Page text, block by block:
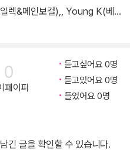
렉&메인보컬),, Young K(베이
0
페이퍼
듣고싶어요 0명
듣고있어요 0명
들었어요 0명
긴 글을 확인할 수 있습니다.